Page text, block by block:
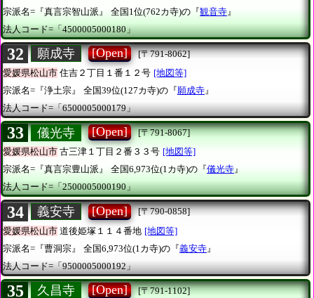
宗派名=『真言宗智山派』
全国1位(762カ寺)の『観音寺 』
法人コード=「4500005000180」
32 願成寺 [Open]
[〒791-8062]
愛媛県松山市 住吉２丁目１番１２号 [地図等]
宗派名=『浄土宗』
全国39位(127カ寺)の『 願成寺 』
法人コード=「6500005000179」
33 儀光寺 [Open]
[〒791-8067]
愛媛県松山市 古三津１丁目２番３３号 [地図等]
宗派名=『真言宗豊山派』
全国6,973位(1カ寺)の『儀光寺』
法人コード=「2500005000190」
34 義安寺 [Open]
[〒790-0858]
愛媛県松山市 道後姫塚１１４番地 [地図等]
宗派名=『曹洞宗』
全国6,973位(1カ寺)の『義安寺 』
法人コード=「9500005000192」
35 久昌寺 [Open]
[〒791-1102]